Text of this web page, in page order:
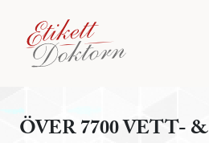
ÖVER 7700 VETT- &